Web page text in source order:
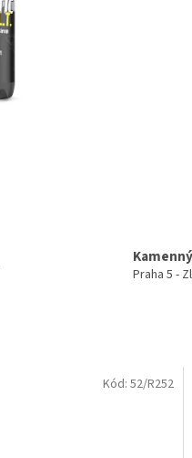
Praha 5 -
Kód: 52/R252